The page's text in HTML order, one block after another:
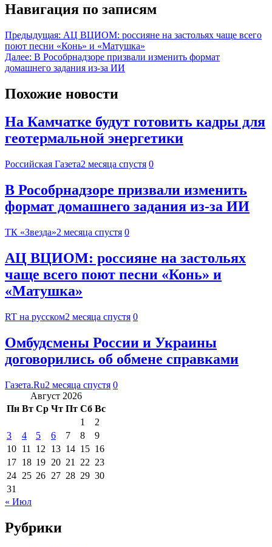
Навигация по записям
Предыдущая: АЦ ВЦИОМ: россияне на застольях чаще всего
поют песни «Конь» и «Матушка»
Далее: В Рособрнадзоре призвали изменить формат
домашнего задания из-за ИИ
Похожие новости
На Камчатке будут готовить кадры для
геотермальной энергетики
Российская Газета2 месяца спустя 0
В Рособрнадзоре призвали изменить
формат домашнего задания из-за ИИ
ТК «Звезда»2 месяца спустя 0
АЦ ВЦИОМ: россияне на застольях
чаще всего поют песни «Конь» и
«Матушка»
RT на русском2 месяца спустя 0
Омбудсмены России и Украины
договорились об обмене справками
Газета.Ru2 месяца спустя 0
Август 2026
Пн Вт Ср Чт Пт Сб Вс
1
2
3
4 5 6 7 8
9
10 11 12 13 14 15 16
17 18 19 20 21 22 23
24 25 26 27 28 29 30
31
« Июл
Рубрики